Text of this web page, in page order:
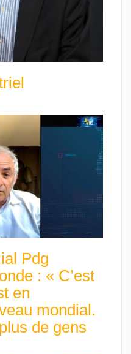
Pdg
: « C’est
en
mondial.
de gens